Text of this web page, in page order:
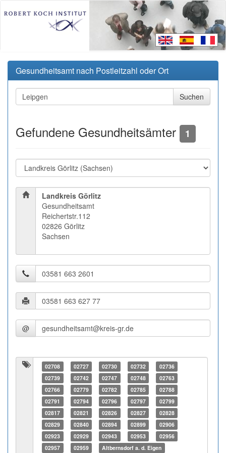
Gesundheitsamt nach Postleitzahl oder Ort
Gefundene Gesundheitsämter 1
Landkreis Görlitz
Gesundheitsamt
Reichertstr.112
02826 Görlitz
Sachsen
@
02708 02727 02730 02732
02736
02739
02742 02747 02748
02763
02766
02779 02782 02785
02788
02791
02794 02796 02797
02799
02817
02821 02826 02827
02828
02829
02840 02894 02899
02906
02923
02929 02943 02953
02956
02957
02959 Altbernsdorf a. d. Eigen